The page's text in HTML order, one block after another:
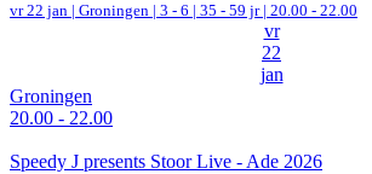
vr 22 jan | Groningen | 3 - 6 | 35 - 59 jr | 20.00 - 22.00
vr
22
jan
Groningen
20.00 - 22.00
Speedy J presents Stoor Live - Ade 2026